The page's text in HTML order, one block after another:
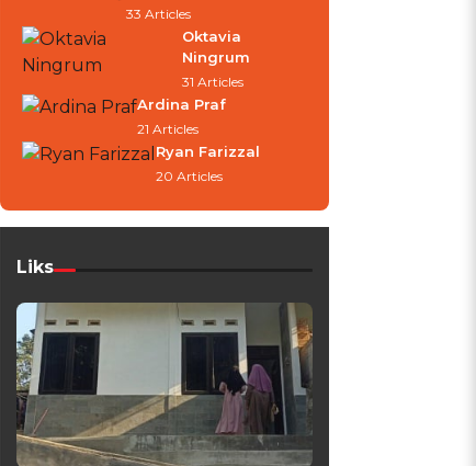
33 Articles
Oktavia
Ningrum
31 Articles
Ardina Praf
21 Articles
Ryan Farizzal
20 Articles
Liks